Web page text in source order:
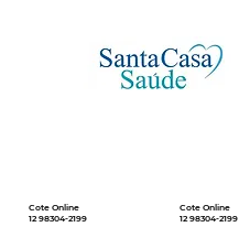
Cote Online
12 98304-2199
Cote Online
12 98304-2199